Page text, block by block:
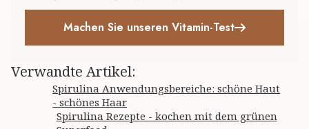
Machen Sie unseren Vitamin-Test
Verwandte Artikel:
Spirulina Anwendungsbereiche: schöne Haut
- schönes Haar
Spirulina Rezepte - kochen mit dem grünen